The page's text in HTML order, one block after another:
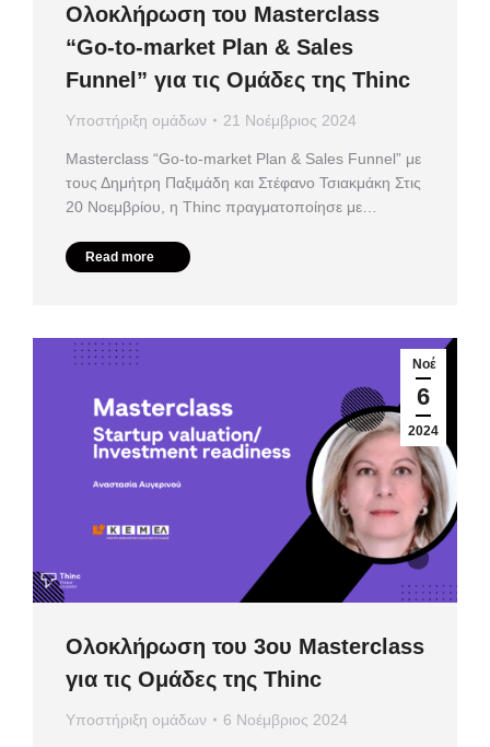
Ολοκλήρωση του Masterclass
“Go-to-market Plan & Sales
Funnel” για τις Ομάδες της Thinc
Υποστήριξη ομάδων 21 Νοέμβριος 2024
Masterclass “Go-to-market Plan & Sales Funnel” με
τους Δημήτρη Παξιμάδη και Στέφανο Τσιακμάκη Στις
20 Νοεμβρίου, η Thinc πραγματοποίησε με…
Read more
Νοέ
6
2024
Ολοκλήρωση του 3ου Masterclass
για τις Ομάδες της Thinc
Υποστήριξη ομάδων 6 Νοέμβριος 2024